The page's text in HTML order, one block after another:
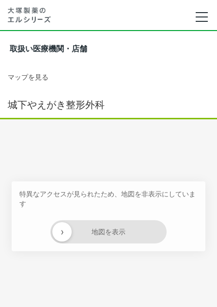
取扱い医療機関・店舗
マップを見る
城下やえがき整形外科
特異なアクセスが見られたため、地図を非表示にしていま
す
地図を表示
›